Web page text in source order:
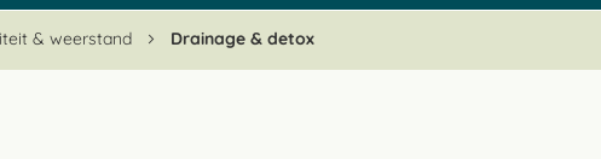
& weerstand Drainage & detox